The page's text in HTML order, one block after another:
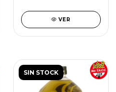
VER
SIN STOCK